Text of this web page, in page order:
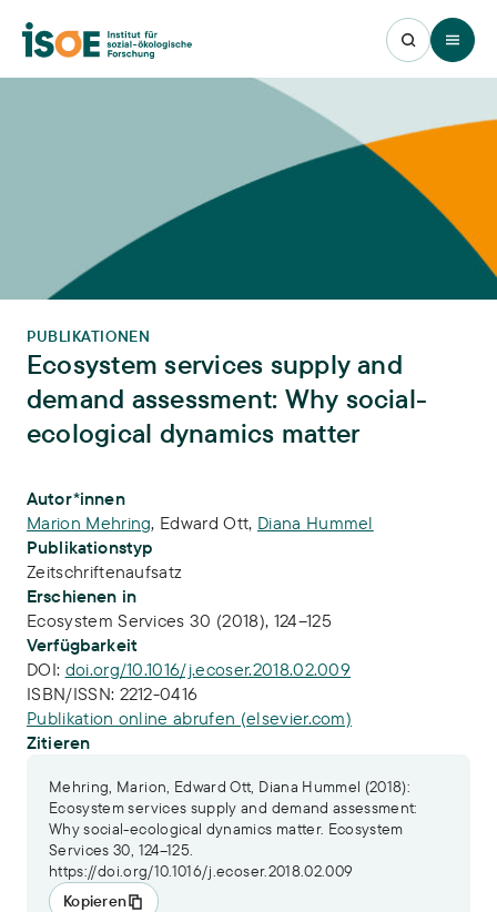
Open
PUBLIKATIONEN
Ecosystem services supply and
demand assessment: Why social-
ecological dynamics matter
Publikations-Infos
Autor*innen
Marion Mehring, Edward Ott, Diana Hummel
Publikationstyp
Zeitschriftenaufsatz
Erschienen in
Ecosystem Services 30 (2018), 124–125
Verfügbarkeit
DOI: doi.org/10.1016/j.ecoser.2018.02.009
ISBN/ISSN: 2212-0416
Publikation online abrufen (elsevier.com)
Zitieren
Mehring, Marion, Edward Ott, Diana Hummel (2018):
Ecosystem services supply and demand assessment:
Why social-ecological dynamics matter. Ecosystem
Services 30, 124–125.
https://doi.org/10.1016/j.ecoser.2018.02.009
Kopieren